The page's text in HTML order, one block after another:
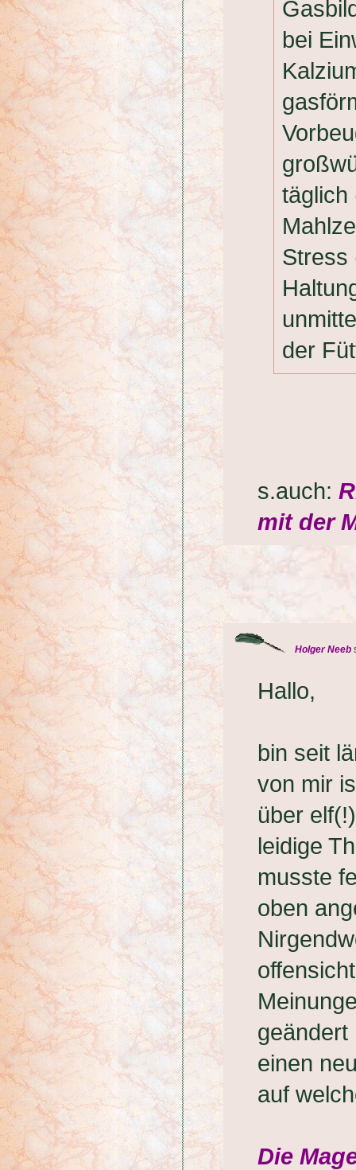
bei
täglich
Stress
der
s.auch:
mit der
Holger Neeb
Hallo,
bin seit
von mir
über
leidige
musste
oben
geändert
einen
auf
Die